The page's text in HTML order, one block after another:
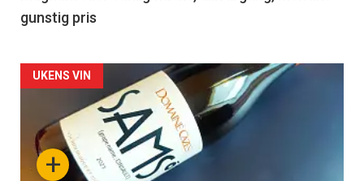
gunstig pris
Forsiden
akkurat
nå+
UKENS VIN